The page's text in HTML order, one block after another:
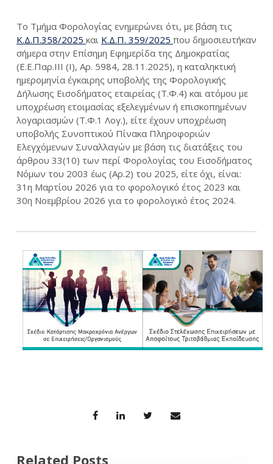
Το Τμήμα Φορολογίας ενημερώνει ότι, με βάση τις
Κ.Δ.Π.358/2025 και Κ.Δ.Π. 359/2025 που δημοσιευτήκαν
σήμερα στην Επίσημη Εφημερίδα της Δημοκρατίας
(Ε.Ε.Παρ.ΙΙΙ (Ι), Αρ. 5984, 28.11.2025), η καταληκτική
ημερομηνία έγκαιρης υποβολής της Φορολογικής
Δήλωσης Εισοδήματος εταιρείας (Τ.Φ.4) και ατόμου με
υποχρέωση ετοιμασίας εξελεγμένων ή επισκοπημένων
λογαριασμών (Τ.Φ.1 Λογ.), είτε έχουν υποχρέωση
υποβολής Συνοπτικού Πίνακα Πληροφοριών
Ελεγχόμενων Συναλλαγών με βάση τις διατάξεις του
άρθρου 33(10) των περί Φορολογίας του Εισοδήματος
Νόμων του 2003 έως (Αρ.2) του 2025, είτε όχι, είναι:
31η Μαρτίου 2026 για το φορολογικό έτος 2023 και
30η Νοεμβρίου 2026 για το φορολογικό έτος 2024.
Related Posts